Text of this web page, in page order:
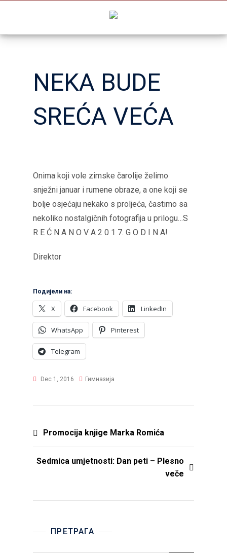
NEKA BUDE
SREĆA VEĆA
Onima koji vole zimske čarolije želimo
snježni januar i rumene obraze, a one koji se
bolje osjećaju nekako s proljeća, častimo sa
nekoliko nostalgičnih fotografija u prilogu…S
R E Ć N A N O V A 2 0 1 7. G O D I N A!
Direktor
Подијели на:
X Facebook LinkedIn
WhatsApp Pinterest
Telegram
Dec 1, 2016 Гимназија
PostPromocija knjige Marka Romića
Sedmica umjetnosti: Dan peti – Plesno
veče
ПРЕТРАГА